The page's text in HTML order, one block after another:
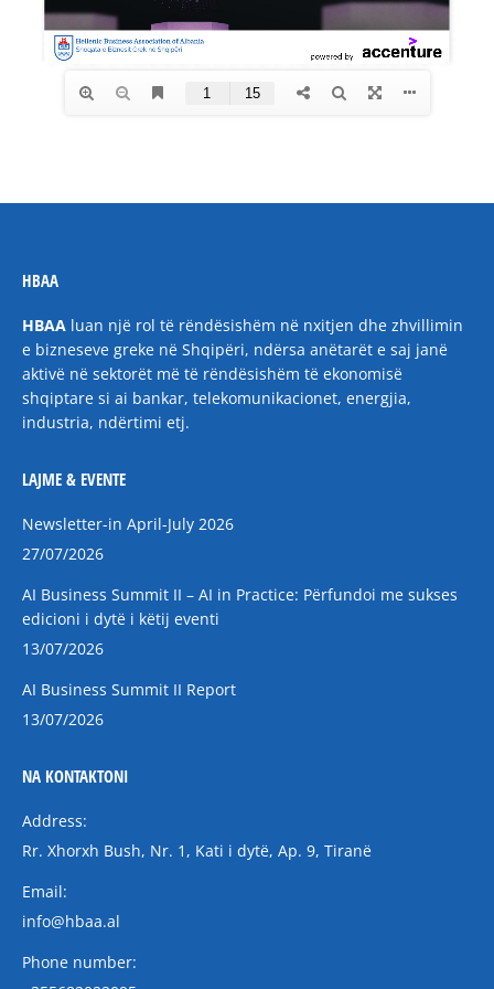
HBAA
HBAA luan një rol të rëndësishëm në nxitjen dhe zhvillimin
e bizneseve greke në Shqipëri, ndërsa anëtarët e saj janë
aktivë në sektorët më të rëndësishëm të ekonomisë
shqiptare si ai bankar, telekomunikacionet, energjia,
industria, ndërtimi etj.
LAJME & EVENTE
Newsletter-in April-July 2026
27/07/2026
AI Business Summit II – AI in Practice: Përfundoi me sukses
edicioni i dytë i këtij eventi
13/07/2026
AI Business Summit II Report
13/07/2026
NA KONTAKTONI
Address:
Rr. Xhorxh Bush, Nr. 1, Kati i dytë, Ap. 9, Tiranë
Email:
info@hbaa.al
Phone number: